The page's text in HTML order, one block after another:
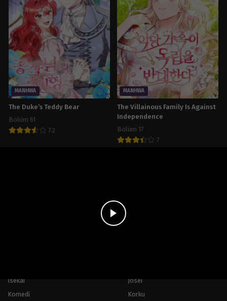
MANHWA
The Duke’s Teddy Bear
Bölüm 61
7.2
MANHWA
The Villainous Family Is Against
Independence
Bölüm 17
7
İsekai
Josei
Komedi
Korku